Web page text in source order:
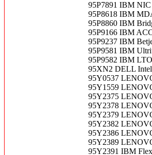
95P7891 IBM
95P8618 IBM
95P8860 IBM
95P9166 IBM
95P9237 IBM
95P9581 IBM
95P9582 IBM
95XN2 DELL
95Y0537
95Y1559
95Y2375
95Y2378
95Y2379
95Y2382
95Y2386
95Y2389
95Y2391 IBM